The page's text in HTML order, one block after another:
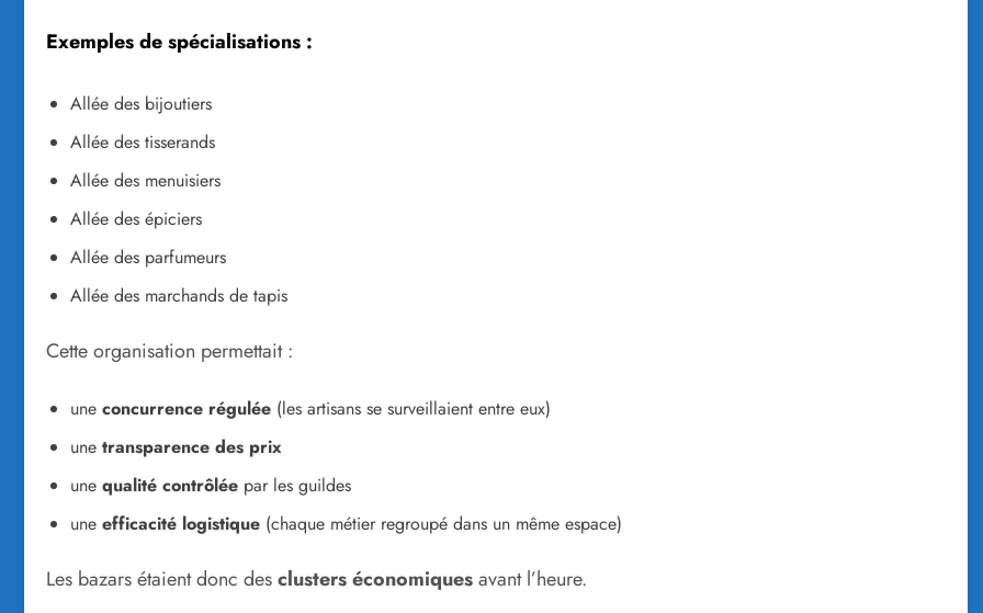
Exemples de spécialisations :
Allée des bijoutiers
Allée des tisserands
Allée des menuisiers
Allée des épiciers
Allée des parfumeurs
Allée des marchands de tapis
Cette organisation permettait :
une concurrence régulée (les artisans se surveillaient entre eux)
une transparence des prix
une qualité contrôlée par les guildes
une efficacité logistique (chaque métier regroupé dans un même espace)
Les bazars étaient donc desclusters économiquesavant l’heure.